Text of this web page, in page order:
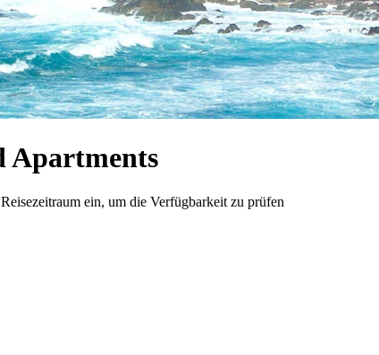
Apartments
ein, um die Verfügbarkeit zu prüfen